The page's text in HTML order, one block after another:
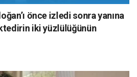
önce izledi sonra yanına
iki yüzlülüğünün